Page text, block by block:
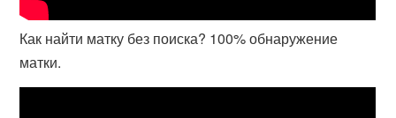
Как найти матку без поиска? 100% обнаружение
матки.